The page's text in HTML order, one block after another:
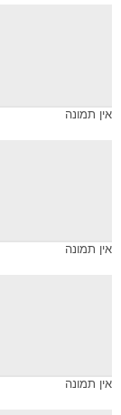
אין תמונה
אין תמונה
אין תמונה